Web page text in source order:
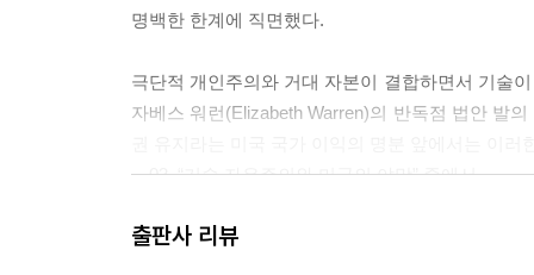
명백한 한계에 직면했다.
극단적 개인주의와 거대 자본이 결합하면서 기술
자베스 워런(Elizabeth Warren)의 반독점 법안 발
－03_“기술 자유주의와 미국의 야망” 중에서
글로벌 남반부의 주권 선언이 실질적인 해방으로
출판사 리뷰